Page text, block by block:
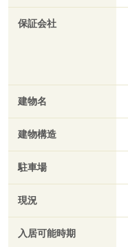
保証会社
建物名
建物構造
駐車場
現況
入居可能時期